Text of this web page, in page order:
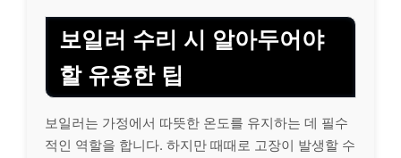
보일러 수리 시 알아두어야
할 유용한 팁
보일러는 가정에서 따뜻한 온도를 유지하는 데 필수
적인 역할을 합니다. 하지만 때때로 고장이 발생할 수